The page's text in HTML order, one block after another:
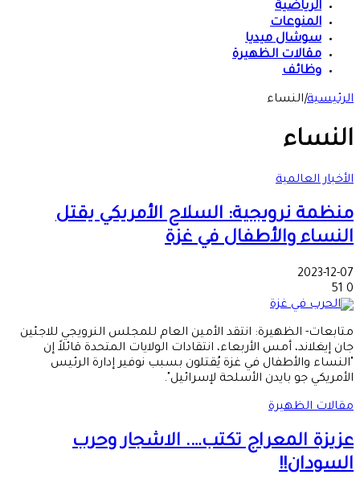
الرياضية
المنوعات
سوشال ميديا
مقالات الظهيرة
وظائف
الرئيسية|النساء
النساء
الأخبار العالمية
منظمة نرويجية: السلاح الأمريكي يقتل
النساء والأطفال في غزة
2023-12-07
0
متابعات- الظهيرة: انتقد الأمين العام للمجلس النرويجي للاجئين
جان إيغلاند، أمس الأربعاء، انتقادات الولايات المتحدة قائلاً إن
"النساء والأطفال في غزة يُقتلون بسبب نوفير إدارة الرئيس
الأمريكي جو بايدن الأسلحة لإسرائيل".
مقالات الظهيرة
عزيزة المعراج تكتب…. الاشجار وحرب
السودان!!